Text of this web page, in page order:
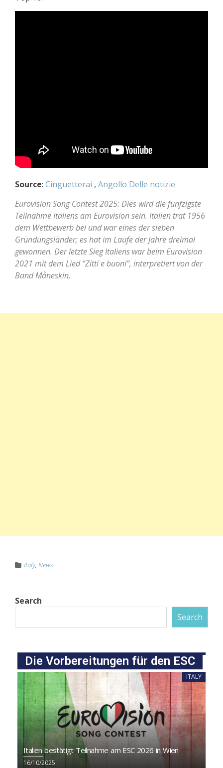
Source: Cinguetterai , Angollo Delle notizie
Eurovision Song Contest 2025: Dies wird die fünfzigste
Teilnahme Italiens am Eurovision sein. Italien trat 1956
dem Wettbewerb bei und war eines der sieben
Gründungsländer; es hat im Laufe der Jahre dreimal
gewonnen. Der letzte Sieg Italiens war beim Eurovision
2021 mit dem Lied “Zitti e buoni”, interpretiert von der
Band Måneskin.
Italy, News
Search
Search
Die Vorbereitungen für den ESC
ITALY
Italien bestätigt Teilnahme am ESC 2026 in Wien
16/10/2025